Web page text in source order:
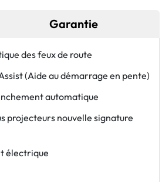
Garantie
des feux de route
(Aide au démarrage en pente)
automatique
projecteurs nouvelle signature
électrique